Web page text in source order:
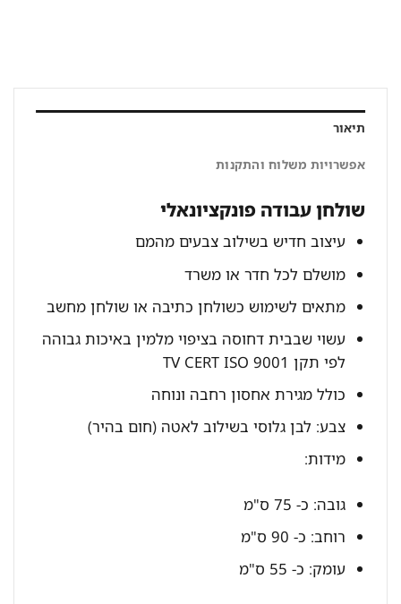
תיאור
אפשרויות משלוח והתקנות
שולחן עבודה פונקציונאלי
עיצוב חדיש בשילוב צבעים מהמם
מושלם לכל חדר או משרד
מתאים לשימוש כשולחן כתיבה או שולחן מחשב
עשוי שבבית דחוסה בציפוי מלמין באיכות גבוהה
לפי תקן TV CERT ISO 9001
כולל מגירת אחסון רחבה ונוחה
צבע: לבן גלוסי בשילוב לאטה (חום בהיר)
מידות:
גובה: כ- 75 ס"מ
רוחב: כ- 90 ס"מ
עומק: כ- 55 ס"מ